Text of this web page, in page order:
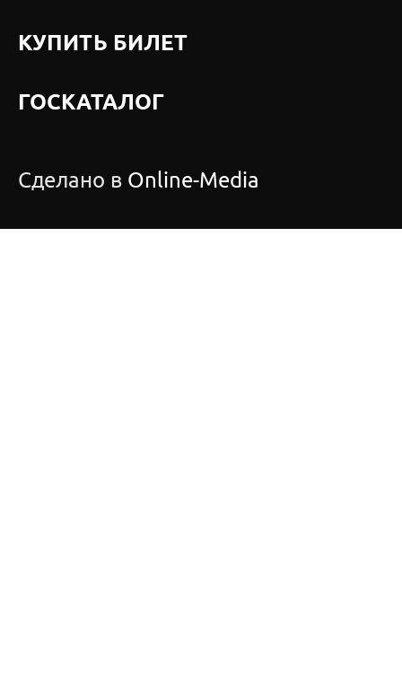
КУПИТЬ БИЛЕТ
ГОСКАТАЛОГ
Сделано в Online-Media